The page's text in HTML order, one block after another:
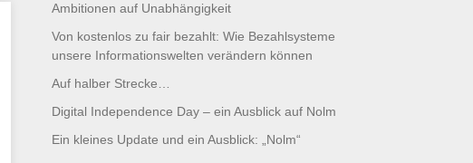
Ambitionen auf Unabhängigkeit
Von kostenlos zu fair bezahlt: Wie Bezahlsysteme
unsere Informationswelten verändern können
Auf halber Strecke…
Digital Independence Day – ein Ausblick auf Nolm
Ein kleines Update und ein Ausblick: „Nolm“